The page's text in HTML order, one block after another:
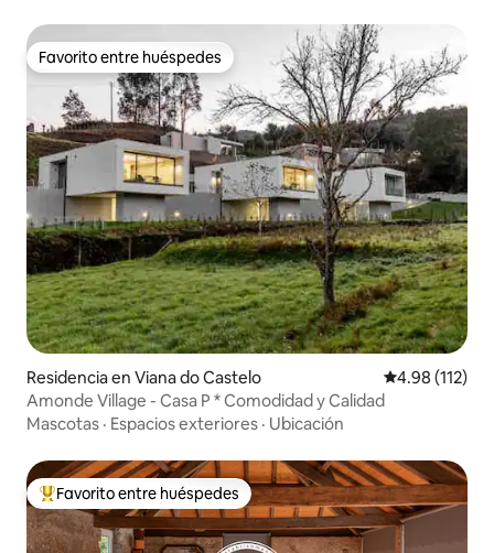
Favorito entre huéspedes
Favorito entre huéspedes
Residencia en Viana do Castelo Calificación
4.98 (112)
Amonde Village - Casa P * Comodidad y Calidad
Mascotas · Espacios exteriores · Ubicación
De los mejores en Favorito entre huéspedes
Favorito entre huéspedes